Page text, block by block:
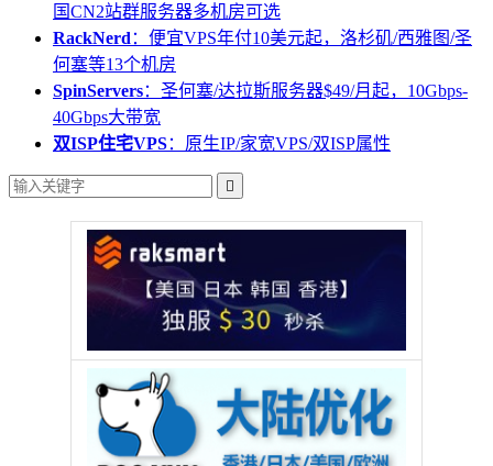
国CN2站群服务器多机房可选
RackNerd ：便宜VPS年付10美元起，洛杉矶/西雅图/圣
何塞等13个机房
SpinServers：圣何塞/达拉斯服务器$49/月起，10Gbps-
40Gbps大带宽
双ISP住宅VPS：原生IP/家宽VPS/双ISP属性
